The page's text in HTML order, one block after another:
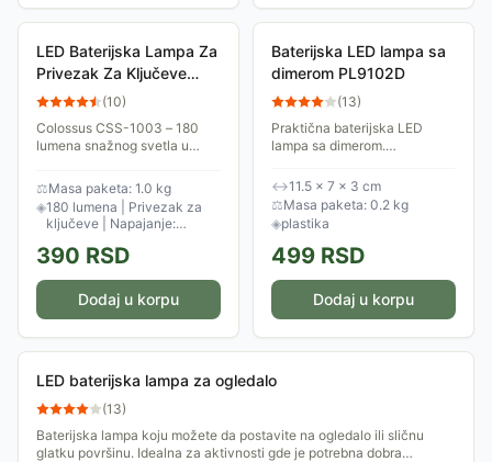
LED Baterijska Lampa Za
Privezak Za Ključeve
Colossus CSS-1003
(10)
Colossus CSS-1003 – 180
lumena snažnog svetla u
kompaktna, savršena kao
privezak za ključeve za
trenutke kada vam...
⚖Masa paketa: 1.0 kg
◈180 lumena | Privezak za
ključeve | Napajanje:
390 RSD
Dodaj u korpu
Baterijska LED lampa sa
dimerom PL9102D
(13)
Praktična baterijska LED
lampa sa dimerom.
lampa se uključuje i svetlost
se postepeno može
pojačavati.
↔11.5 × 7 × 3 cm
⚖Masa paketa: 0.2 kg
◈plastika
499 RSD
Dodaj u korpu
LED baterijska lampa za ogledalo
(13)
Baterijska lampa koju možete da postavite na ogledalo ili sličnu
glatku površinu. Idealna za aktivnosti gde je potrebna dobra